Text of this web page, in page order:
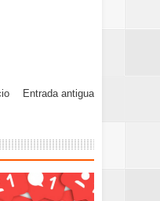
Entrada antigua